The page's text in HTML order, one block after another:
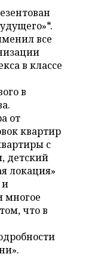
все
в классе
в
от
квартир
с
детский
локация»
и
многое
что в